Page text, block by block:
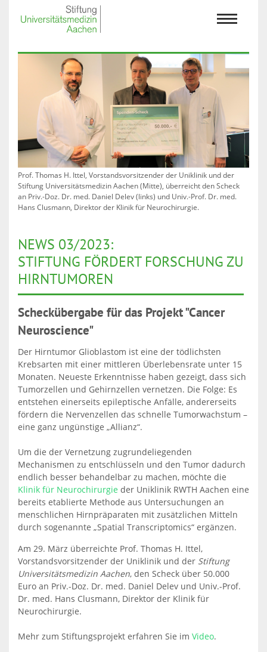
Prof. Thomas H. Ittel, Vorstandsvorsitzender der Uniklinik und der
Stiftung Universitätsmedizin Aachen (Mitte), überreicht den Scheck
an Priv.-Doz. Dr. med. Daniel Delev (links) und Univ.-Prof. Dr. med.
Hans Clusmann, Direktor der Klinik für Neurochirurgie.
NEWS 03/2023:
STIFTUNG FÖRDERT FORSCHUNG ZU
HIRNTUMOREN
Scheckübergabe für das Projekt "Cancer
Neuroscience"
Der Hirntumor Glioblastom ist eine der tödlichsten
Krebsarten mit einer mittleren Überlebensrate unter 15
Monaten. Neueste Erkenntnisse haben gezeigt, dass sich
Tumorzellen und Gehirnzellen vernetzen. Die Folge: Es
entstehen einerseits epileptische Anfälle, andererseits
fördern die Nervenzellen das schnelle Tumorwachstum –
eine ganz ungünstige „Allianz“.
Um die der Vernetzung zugrundeliegenden
Mechanismen zu entschlüsseln und den Tumor dadurch
endlich besser behandelbar zu machen, möchte die
Klinik für Neurochirurgie der Uniklinik RWTH Aachen eine
bereits etablierte Methode aus Untersuchungen an
menschlichen Hirnpräparaten mit zusätzlichen Mitteln
durch sogenannte „Spatial Transcriptomics“ ergänzen.
Am 29. März überreichte Prof. Thomas H. Ittel,
Vorstandsvorsitzender der Uniklinik und der Stiftung
Universitätsmedizin Aachen, den Scheck über 50.000
Euro an Priv.-Doz. Dr. med. Daniel Delev und Univ.-Prof.
Dr. med. Hans Clusmann, Direktor der Klinik für
Neurochirurgie.
Mehr zum Stiftungsprojekt erfahren Sie im Video.